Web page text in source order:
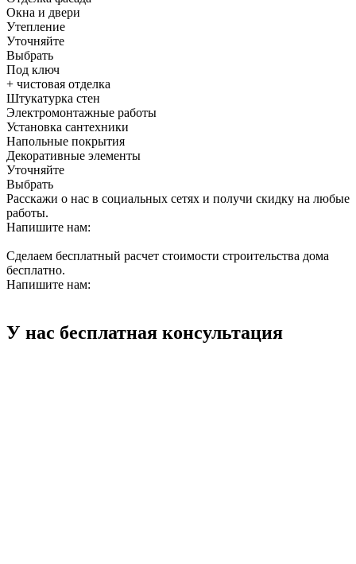
Окна и двери
Утепление
Уточняйте
Выбрать
Под ключ
+ чистовая отделка
Штукатурка стен
Электромонтажные работы
Установка сантехники
Напольные покрытия
Декоративные элементы
Уточняйте
Выбрать
Расскажи о нас в социальных сетях и получи скидку на любые
работы.
Напишите нам:
Сделаем бесплатный расчет стоимости строительства дома
бесплатно.
Напишите нам:
У нас бесплатная консультация